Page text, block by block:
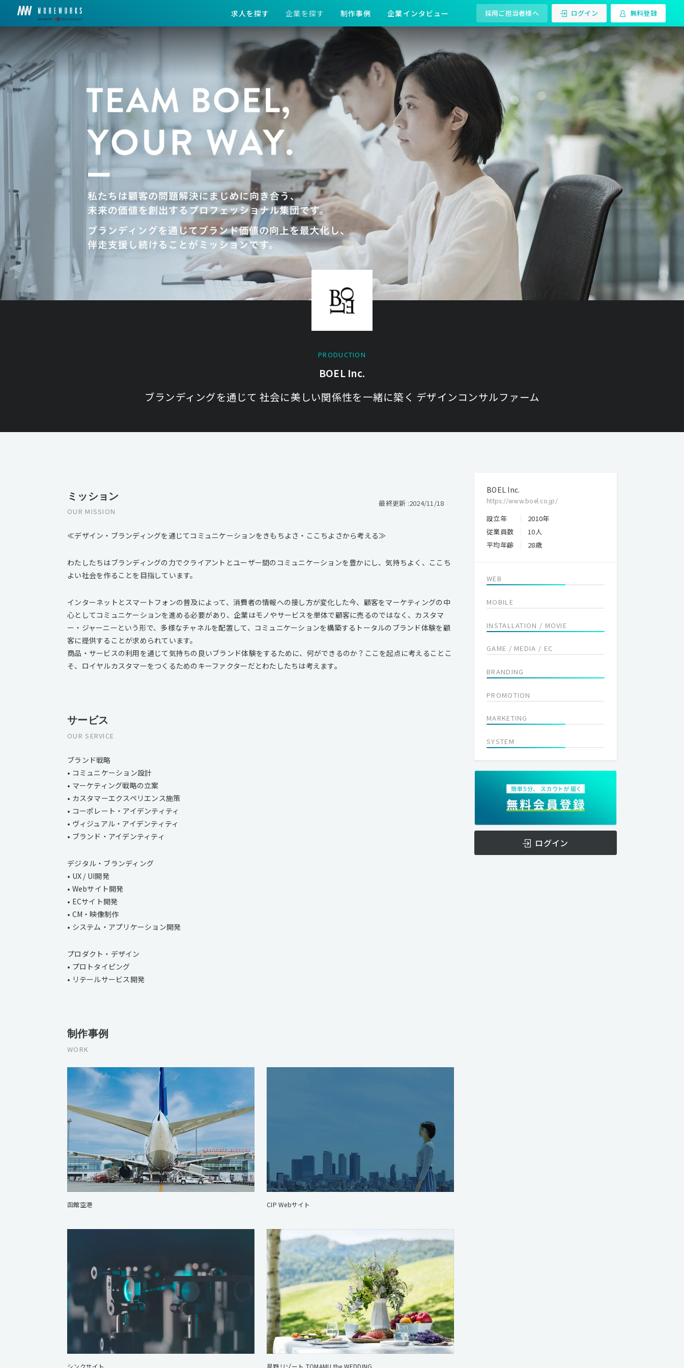
求人を探す 企業を探す 制作事例 企業インタビュー 採用ご担当者様へ ログイン 無料登録
PRODUCTION
BOEL Inc.
ブランディングを通じて 社会に美しい関係性を一緒に築く デザインコンサルファーム
最終更新 :2024/11/18
ミッション
OUR MISSION
≪デザイン・ブランディングを通じてコミュニケーションをきもちよさ・ここちよさから考える≫
わたしたちはブランディングの力でクライアントとユーザー間のコミュニケーションを豊かにし、気持ちよく、ここち
よい社会を作ることを目指しています。
インターネットとスマートフォンの普及によって、消費者の情報への接し方が変化した今、顧客をマーケティングの中
心としてコミュニケーションを進める必要があり、企業はモノやサービスを単体で顧客に売るのではなく、カスタマ
ー・ジャーニーという形で、多様なチャネルを配置して、コミュニケーションを構築するトータルのブランド体験を顧
客に提供することが求められています。
商品・サービスの利用を通じて気持ちの良いブランド体験をするために、何ができるのか？ここを起点に考えることこ
そ、ロイヤルカスタマーをつくるためのキーファクターだとわたしたちは考えます。
サービス
OUR SERVICE
ブランド戦略
• コミュニケーション設計
• マーケティング戦略の立案
• カスタマーエクスペリエンス施策
• コーポレート・アイデンティティ
• ヴィジュアル・アイデンティティ
• ブランド・アイデンティティ
デジタル・ブランディング
• UX / UI開発
• Webサイト開発
• ECサイト開発
• CM・映像制作
• システム・アプリケーション開発
プロダクト・デザイン
• プロトタイピング
• リテールサービス開発
制作事例
WORK
函館空港 CIP Webサイト
BOEL Inc.
https://www.boel.co.jp/
設立年
2010年
従業員数
10人
平均年齢
28歳
WEB
MOBILE
INSTALLATION / MOVIE
GAME / MEDIA / EC
BRANDING
PROMOTION
MARKETING
SYSTEM
ログイン